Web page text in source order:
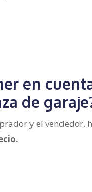
en
de
y el vendedor,